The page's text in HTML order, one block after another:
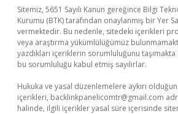
Sitemiz, 5651 Sayılı Kanun gereğince Bilgi
Kurumu (BTK) tarafından onaylanmış bir Yer
vermektedir. Bu nedenle, sitedeki içerikleri
veya araştırma yükümlülüğümüz
yazdıkları içeriklerin sorumluluğunu
bu sorumluluğu kabul etmiş sayılırlar.
Hukuka ve yasal düzenlemelere aykırı
içerikleri, backlinkpanelicomtr@gmail.com
halinde, ilgili içerikler yasal süre içerisinde